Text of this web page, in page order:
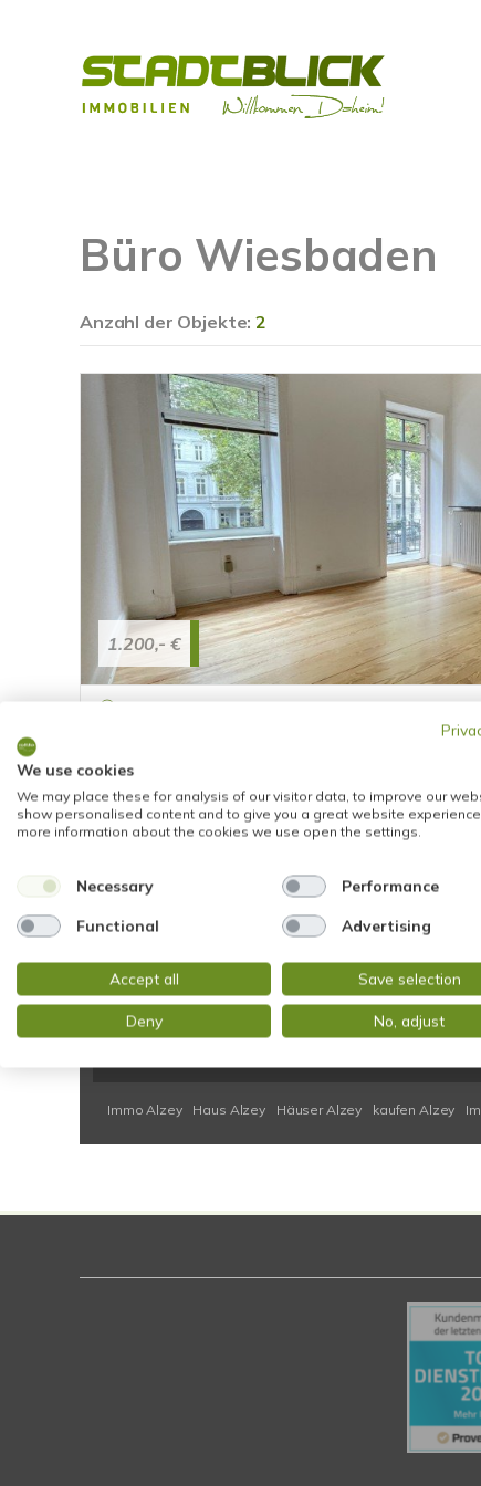
Büro Wiesbaden
Anzahl der Objekte:2
1.200,- €
IHRE Bürofläche mit Altbaucharme,
Büro / Praxis
0 m²
4
1759
Alzey Essenheim
Immo Alzey Haus Alzey Häuser Alzey kaufen Alzey
We use cookies
We may place these for analysis of our visitor data, to improve our
show personalised content and to give you a great website
more information about the cookies we use open the settings.
Necessary Performance
Functional Advertising
Accept all Save selection
Deny No, adjust